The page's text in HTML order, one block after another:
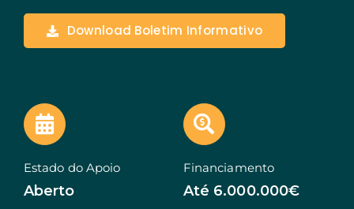
ECOSSISTEMA
CONTACTOS
EN
Download Boletim Informativo
Estado do Apoio
Aberto
Financiamento
Até 6.000.000€